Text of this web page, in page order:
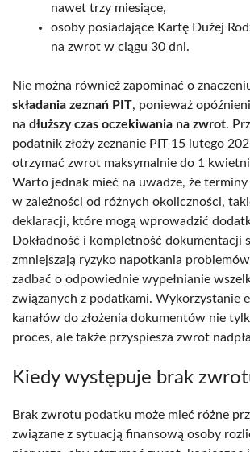
nawet trzy miesiące,
osoby posiadające Kartę Dużej
na zwrot w ciągu 30 dni.
Nie można również zapominać o
składania zeznań PIT, ponieważ
na dłuższy czas oczekiwania na zwrot.
podatnik złoży zeznanie PIT 15 lutego
otrzymać zwrot maksymalnie do 1
Warto jednak mieć na uwadze, że terminy
w zależności od różnych okoliczności,
deklaracji, które mogą wprowadzić
Dokładność i kompletność dokumentacji
zmniejszają ryzyko napotkania
zadbać o odpowiednie wypełnianie
związanych z podatkami. Wykorzystanie
kanałów do złożenia dokumentów nie
proces, ale także przyspiesza zwrot
Kiedy występuje brak
Brak zwrotu podatku może mieć różne
związane z sytuacją finansową osoby